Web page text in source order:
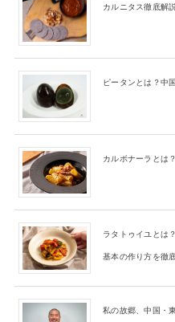
カルニタス徹底解
ピータンとは？中
カルボナーラとは
ラタトゥイユとは
基本の作り方を徹
私の故郷、中国・